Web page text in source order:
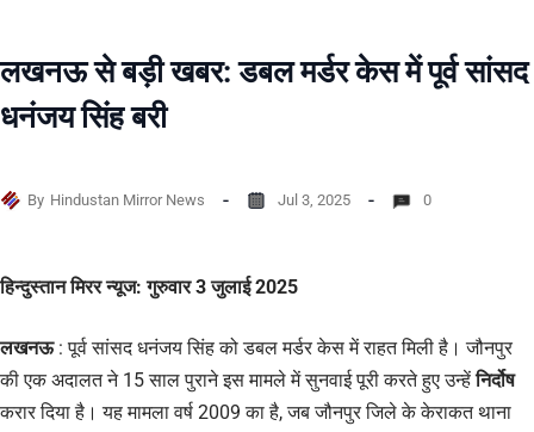
लखनऊ से बड़ी खबर: डबल मर्डर केस में पूर्व सांसद
धनंजय सिंह बरी
By Hindustan Mirror News Jul 3, 2025 0
हिन्दुस्तान मिरर न्यूज: गुरुवार 3 जुलाई 2025
लखनऊ: पूर्व सांसद धनंजय सिंह को डबल मर्डर केस में राहत मिली है। जौनपुर
की एक अदालत ने 15 साल पुराने इस मामले में सुनवाई पूरी करते हुए उन्हेंनिर्दोष
करार दिया है। यह मामला वर्ष 2009 का है, जब जौनपुर जिले के केराकत थाना